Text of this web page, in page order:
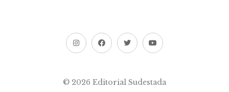
© 2026 Editorial Sudestada